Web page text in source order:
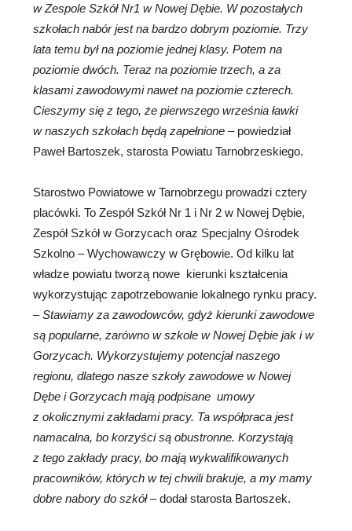
w Zespole Szkół Nr1 w Nowej Dębie. W pozostałych
szkołach nabór jest na bardzo dobrym poziomie. Trzy
lata temu był na poziomie jednej klasy. Potem na
poziomie dwóch. Teraz na poziomie trzech, a za
klasami zawodowymi nawet na poziomie czterech.
Cieszymy się z tego, że pierwszego września ławki
w naszych szkołach będą zapełnione – powiedział
Paweł Bartoszek, starosta Powiatu Tarnobrzeskiego.
Starostwo Powiatowe w Tarnobrzegu prowadzi cztery
placówki. To Zespół Szkół Nr 1 i Nr 2 w Nowej Dębie,
Zespół Szkół w Gorzycach oraz Specjalny Ośrodek
Szkolno – Wychowawczy w Grębowie. Od kilku lat
władze powiatu tworzą nowe kierunki kształcenia
wykorzystując zapotrzebowanie lokalnego rynku pracy.
–Stawiamy za zawodowców, gdyż kierunki zawodowe
są popularne, zarówno w szkole w Nowej Dębie jak i w
Gorzycach. Wykorzystujemy potencjał naszego
regionu, dlatego nasze szkoły zawodowe w Nowej
Dębe i Gorzycach mają podpisane umowy
z okolicznymi zakładami pracy. Ta współpraca jest
namacalna, bo korzyści są obustronne. Korzystają
z tego zakłady pracy, bo mają wykwalifikowanych
pracowników, których w tej chwili brakuje, a my mamy
dobre nabory do szkół– dodał starosta Bartoszek.